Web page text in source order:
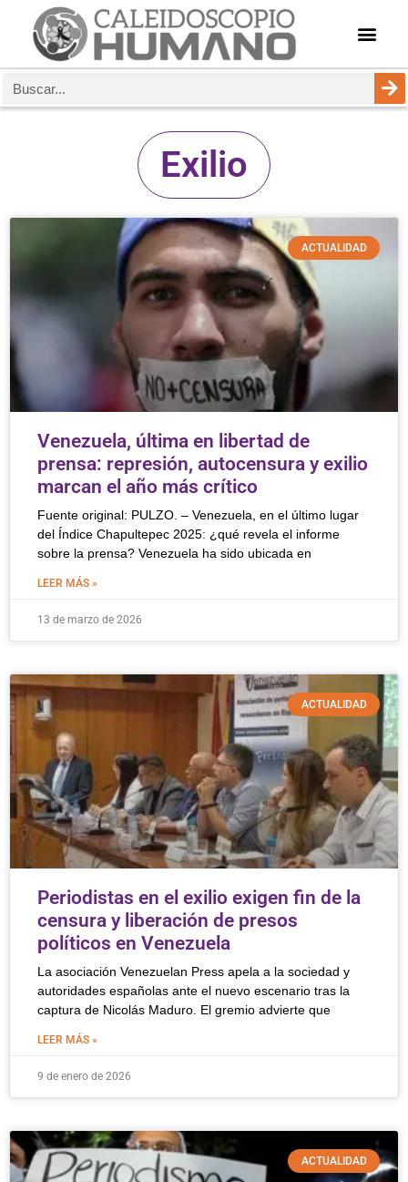
Exilio
ACTUALIDAD
Venezuela, última en libertad de
prensa: represión, autocensura y exilio
marcan el año más crítico
Fuente original: PULZO. – Venezuela, en el último lugar
del Índice Chapultepec 2025: ¿qué revela el informe
sobre la prensa? Venezuela ha sido ubicada en
LEER MÁS »
13 de marzo de 2026
ACTUALIDAD
Periodistas en el exilio exigen fin de la
censura y liberación de presos
políticos en Venezuela
La asociación Venezuelan Press apela a la sociedad y
autoridades españolas ante el nuevo escenario tras la
captura de Nicolás Maduro. El gremio advierte que
LEER MÁS »
9 de enero de 2026
ACTUALIDAD